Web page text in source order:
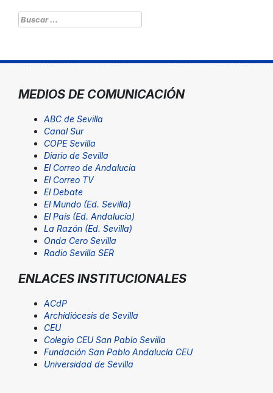
Buscar:
MEDIOS DE COMUNICACIÓN
ABC de Sevilla
Canal Sur
COPE Sevilla
Diario de Sevilla
El Correo de Andalucía
El Correo TV
El Debate
El Mundo (Ed. Sevilla)
El País (Ed. Andalucía)
La Razón (Ed. Sevilla)
Onda Cero Sevilla
Radio Sevilla SER
ENLACES INSTITUCIONALES
ACdP
Archidiócesis de Sevilla
CEU
Colegio CEU San Pablo Sevilla
Fundación San Pablo Andalucía CEU
Universidad de Sevilla